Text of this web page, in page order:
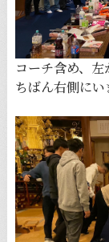
コーチ含め、
ちばん右側に